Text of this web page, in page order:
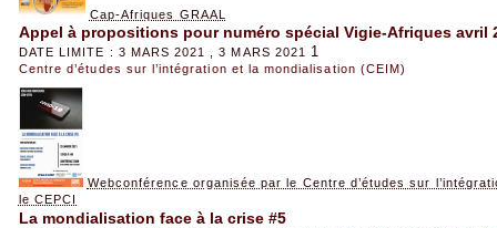
Cap-Afriques GRAAL
Appel à propositions pour numéro spécial Vigie-Afriques avril
DATE LIMITE : 3 MARS 2021 , 3 MARS 2021 1
Centre d’études sur l’intégration et la mondialisation (CEIM)
Webconférence organisée par le Centre d’études sur
le CEPCI
La mondialisation face à la crise #5